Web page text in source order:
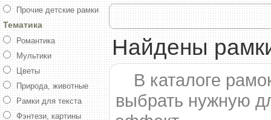
Прочие детские рамки
Тематика
Романтика
Мультики
Цветы
Природа, животные
Рамки для текста
Фэнтези, картины
Найдены
В каталоге
выбрать нужную